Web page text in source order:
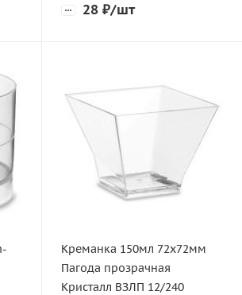
28 ₽/шт
Креманка 150мл 72х72мм
Пагода прозрачная
Кристалл ВЗЛП 12/240